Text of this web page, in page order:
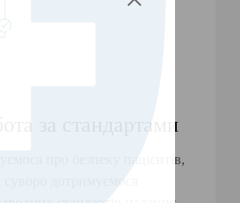
за стандартами
про безпеку пацієнтів,
суворо дотримуємося